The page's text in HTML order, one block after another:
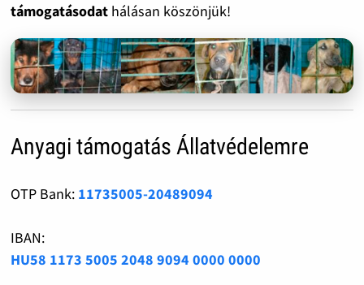
támogatásodat hálásan köszönjük!
Anyagi támogatás Állatvédelemre
OTP Bank: 11735005-20489094
IBAN:
HU58 1173 5005 2048 9094 0000 0000